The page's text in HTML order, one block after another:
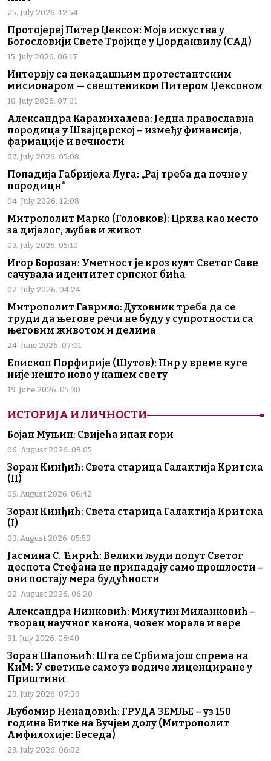
25. July 2026. 12:54
Протојереј Питер Џексон: Моја искуства у
Богословији Свете Тројице у Џорданвилу (САД)
15. July 2026. 06:17
Интервју са некадашњим протестантским
мисионаром — свештеником Питером Џексоном
10. July 2026. 07:01
Александра Карамихалева: Једна православна
породица у Швајцарској – између финансија,
фармације и вечности
07. July 2026. 05:08
Попадија Габријела Луга: „Рај треба да почне у
породици“
04. July 2026. 12:08
Митрополит Марко (Головков): Црква као место
за дијалог, љубав и живот
03. July 2026. 05:10
Игор Борозан: Уметност је кроз култ Светог Саве
сачувала идентитет српског бића
02. July 2026. 04:24
Митрополит Гаврило: Духовник треба да се
труди да његове речи не буду у супротности са
његовим животом и делима
24. June 2026. 07:01
Епископ Порфирије (Шутов): Пир у време куге
није нешто ново у нашем свету
19. June 2026. 05:30
ИСТОРИЈА И ЛИЧНОСТИ
Бојан Муњин: Свијећа ипак гори
06. August 2026. 09:05
Зоран Кинђић: Света старица Галактија Критска
(II)
05. August 2026. 06:42
Зоран Кинђић: Света старица Галактија Критска
(I)
03. August 2026. 05:59
Јасмина С. Ћирић: Велики људи попут Светог
деспота Стефана не припадају само прошлости –
они постају мера будућности
02. August 2026. 06:20
Александра Нинковић: Милутин Миланковић –
творац научног канона, човек морала и вере
31. July 2026. 06:40
Зоран Шапоњић: Шта се Србима још спрема на
КиМ: У светиње само уз водиче лиценциране у
Приштини
29. July 2026. 07:39
Љубомир Ненадовић: ГРУДА ЗЕМЉЕ – уз 150
година Битке на Вучјем долу (Митрополит
Амфилохије: Беседа)
29. July 2026. 06:02